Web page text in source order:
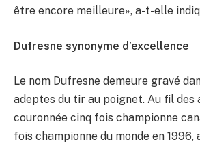
être encore meilleure», a-t-elle
Dufresne synonyme d’excellence
Le nom Dufresne demeure gravé
adeptes du tir au poignet. Au fil des
couronnée cinq fois championne
fois championne du monde en 1996,